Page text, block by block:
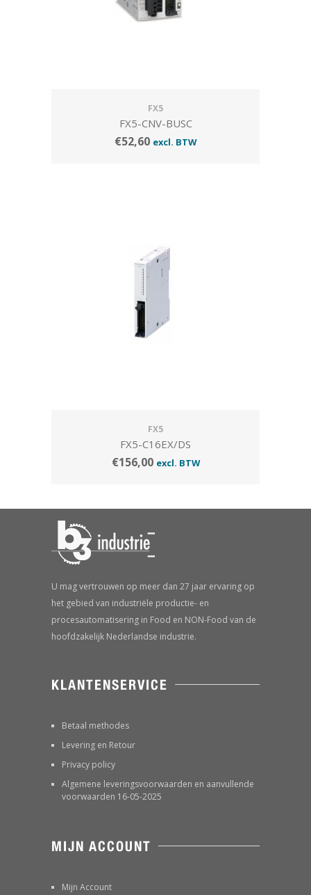
FX5
FX5-CNV-BUSC
€52,60 excl. BTW
FX5
FX5-C16EX/DS
€156,00 excl. BTW
U mag vertrouwen op meer dan 27 jaar ervaring op
het gebied van industriële productie- en
procesautomatisering in Food en NON-Food van de
hoofdzakelijk Nederlandse industrie.
KLANTENSERVICE
Betaal methodes
Levering en Retour
Privacy policy
Algemene leveringsvoorwaarden en aanvullende
voorwaarden 16-05-2025
MIJN ACCOUNT
Mijn Account